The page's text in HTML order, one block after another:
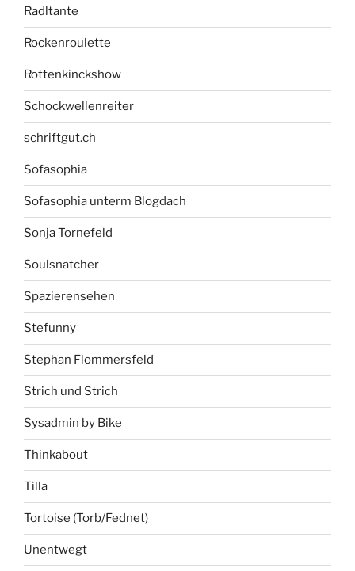
Radltante
Rockenroulette
Rottenkinckshow
Schockwellenreiter
schriftgut.ch
Sofasophia
Sofasophia unterm Blogdach
Sonja Tornefeld
Soulsnatcher
Spazierensehen
Stefunny
Stephan Flommersfeld
Strich und Strich
Sysadmin by Bike
Thinkabout
Tilla
Tortoise (Torb/Fednet)
Unentwegt